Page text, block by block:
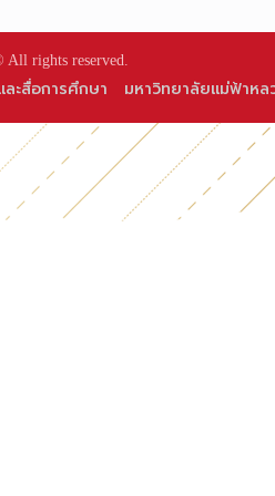
All rights reserved.
ะสื่อการศึกษา มหาวิทยาลัยแม่ฟ้าหล